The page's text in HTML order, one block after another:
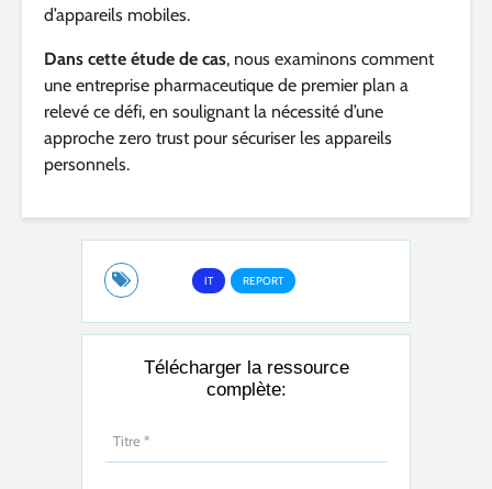
d’appareils mobiles.
Dans cette étude de cas, nous examinons comment
une entreprise pharmaceutique de premier plan a
relevé ce défi, en soulignant la nécessité d’une
approche zero trust pour sécuriser les appareils
personnels.
IT REPORT
Télécharger la ressource
complète: